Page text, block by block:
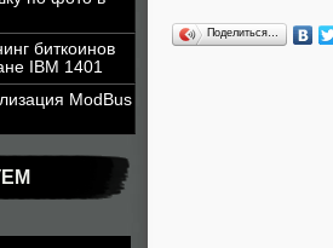
биткоинов
IBM 1401
ModBus
Поделиться…